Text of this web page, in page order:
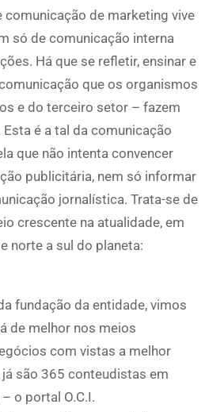
comunicação de marketing vive
só de comunicação interna
Há que se refletir, ensinar e
que os organismos
e do terceiro setor – fazem
é a tal da comunicação
que não intenta convencer
publicitária, nem só informar
jornalística. Trata-se de
crescente na atualidade, em
norte a sul do planeta:
fundação da entidade, vimos
de melhor nos meios
com vistas a melhor
já são 365 conteudistas em
o portal O.C.I.